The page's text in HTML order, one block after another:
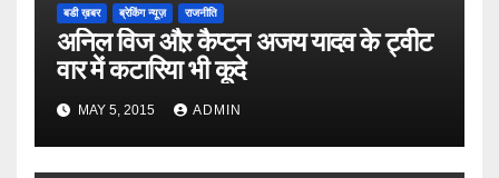
बडी ख़बर ब्रेकिंग न्यूज़ राजनीति
अनिल विज औऱ कैप्टन अजय यादव के ट्वीट
वार में कटारिया भी कूदे
MAY 5, 2015 ADMIN